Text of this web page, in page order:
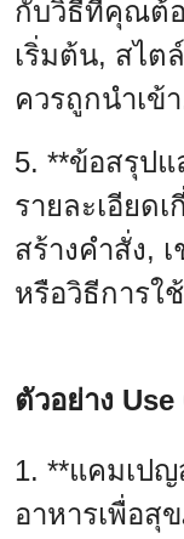
กับวิธีที่คุณต้อ
เริ่มต้น, สไต
ควรถูกนำเข้
5. **ข้อสรุปแ
รายละเอียด
สร้างคำสั่ง,
หรือวิธีการใ
ตัวอย่าง
1. **แคมเป
อาหารเพื่อสุ